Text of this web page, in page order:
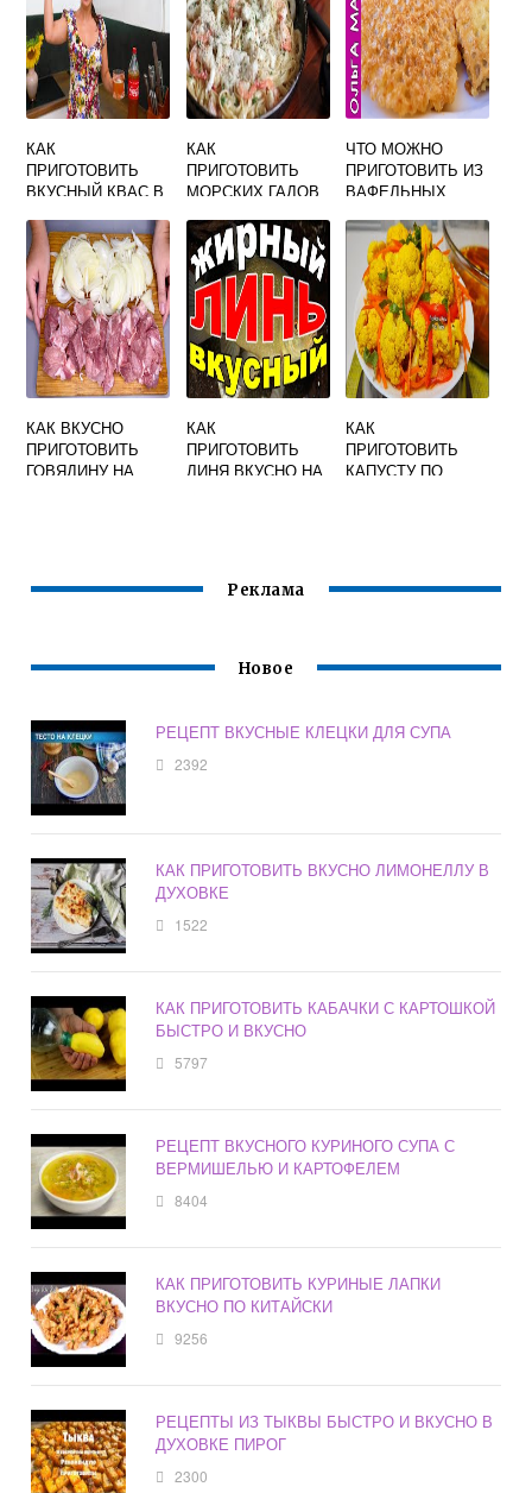
КАК
ПРИГОТОВИТЬ
ВКУСНЫЙ КВАС В
УСЛОВИЯХ ИЗ
СУХОГО КВАСА
КАК
ПРИГОТОВИТЬ
МОРСКИХ ГАДОВ
ЧТО МОЖНО
ПРИГОТОВИТЬ ИЗ
ВАФЕЛЬНЫХ
И ВКУСНО
КАК ВКУСНО
ПРИГОТОВИТЬ
ГОВЯДИНУ НА
КАК
ПРИГОТОВИТЬ
ЛИНЯ ВКУСНО НА
КАК
ПРИГОТОВИТЬ
КАПУСТУ ПО
ВКУСНО
Реклама
Новое
РЕЦЕПТ ВКУСНЫЕ КЛЕЦКИ ДЛЯ СУПА
2392
КАК ПРИГОТОВИТЬ ВКУСНО ЛИМОНЕЛЛУ В
ДУХОВКЕ
1522
КАК ПРИГОТОВИТЬ КАБАЧКИ С КАРТОШКОЙ
БЫСТРО И ВКУСНО
5797
РЕЦЕПТ ВКУСНОГО КУРИНОГО СУПА С
ВЕРМИШЕЛЬЮ И КАРТОФЕЛЕМ
8404
КАК ПРИГОТОВИТЬ КУРИНЫЕ ЛАПКИ
ВКУСНО ПО КИТАЙСКИ
9256
РЕЦЕПТЫ ИЗ ТЫКВЫ БЫСТРО И ВКУСНО В
ДУХОВКЕ ПИРОГ
2300